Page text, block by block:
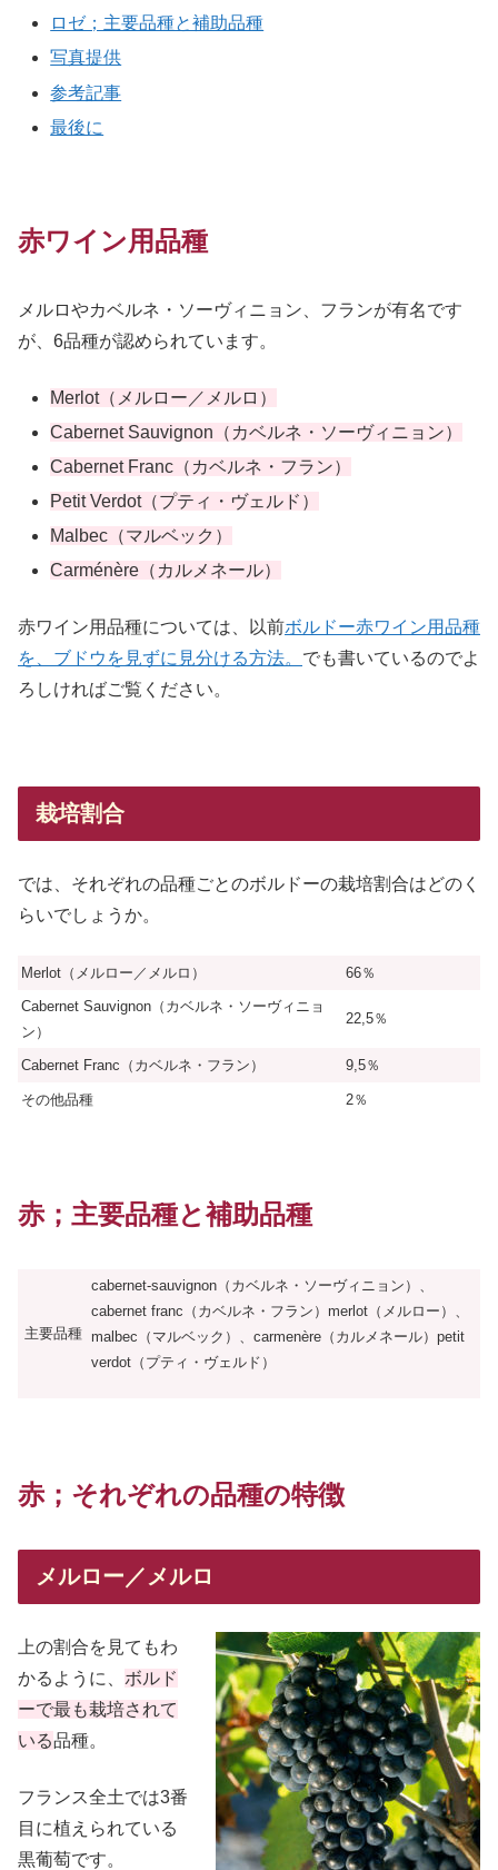
ロゼ；主要品種と補助品種
写真提供
参考記事
最後に
赤ワイン用品種
メルロやカベルネ・ソーヴィニョン、フランが有名です
が、6品種が認められています。
Merlot（メルロー／メルロ）
Cabernet Sauvignon（カベルネ・ソーヴィニョン）
Cabernet Franc（カベルネ・フラン）
Petit Verdot（プティ・ヴェルド）
Malbec（マルベック）
Carménère（カルメネール）
赤ワイン用品種については、以前ボルドー赤ワイン用品種
を、ブドウを見ずに見分ける方法。 でも書いているのでよ
ろしければご覧ください。
栽培割合
では、それぞれの品種ごとのボルドーの栽培割合はどのく
らいでしょうか。
Merlot（メルロー／メルロ）
66％
Cabernet Sauvignon（カベルネ・ソーヴィニョ
ン）
22,5％
Cabernet Franc（カベルネ・フラン） 9,5％
その他品種 2％
赤；主要品種と補助品種
主要品種
cabernet-sauvignon（カベルネ・ソーヴィニョン）、
cabernet franc（カベルネ・フラン）merlot（メルロー）、
malbec（マルベック）、carmenère（カルメネール）petit
verdot（プティ・ヴェルド）
赤； それぞれの品種の特徴
メルロー／メルロ
上の割合を見てもわ
かるように、 ボルド
ーで最も栽培されて
いる品種。
フランス全土では3番
目に植えられている
黒葡萄です。